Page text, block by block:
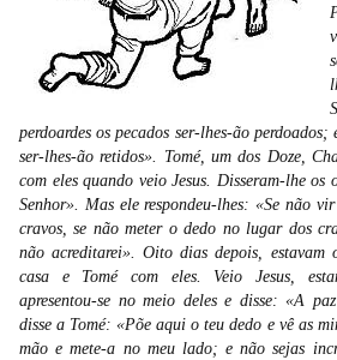
perdoardes os pecados ser-lhes-ão perdoados;
ser-lhes-ão retidos». Tomé, um dos Doze,
com eles quando veio Jesus. Disseram-lhe os
Senhor». Mas ele respondeu-lhes: «Se não
cravos, se não meter o dedo no lugar dos
não acreditarei». Oito dias depois, estavam
casa e Tomé com eles. Veio Jesus,
apresentou-se no meio deles e disse: «A
disse a Tomé: «Põe aqui o teu dedo e vê as
mão e mete-a no meu lado; e não sejas